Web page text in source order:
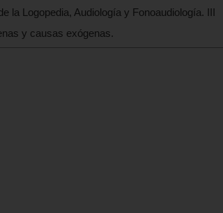
la Logopedia, Audiología y Fonoaudiología. III
y causas exógenas.